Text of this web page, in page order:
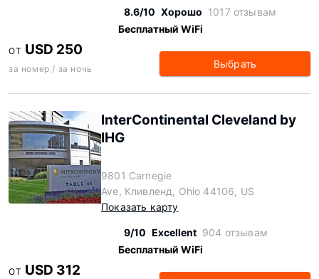
8.6/10 Хорошо 1017 отзывам
Бесплатный WiFi
ОТ USD 250
за номер / за ночь Выбрать
InterContinental Cleveland by
IHG
9801 Carnegie
Ave, Кливленд, Ohio 44106, US
Показать карту
9/10 Excellent 904 отзывам
Бесплатный WiFi
ОТ USD 312